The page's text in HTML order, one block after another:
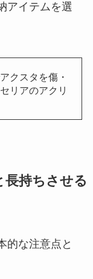
アイテムを選
クスタを傷・
リアのアクリ
長持ちさせる
的な注意点と